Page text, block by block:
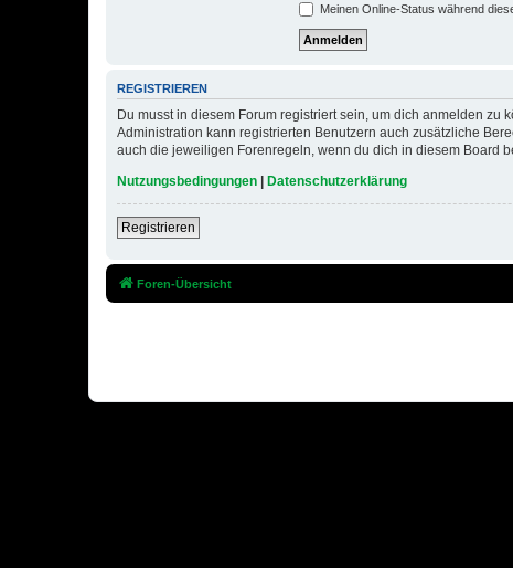
Meinen Online-Status während
REGISTRIEREN
Du musst in diesem Forum registriert sein, um dich anmelden
Administration kann registrierten Benutzern auch zusätzliche
auch die jeweiligen Forenregeln, wenn du dich in diesem Board
Nutzungsbedingungen | Datenschutzerklärung
Registrieren
Foren-Übersicht